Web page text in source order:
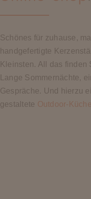
Schönes für zuhause,
handgefertigte
Kleinsten. All das finden
Lange Sommernächte,
Gespräche. Und hierzu
gestaltete Outdoor-Küche